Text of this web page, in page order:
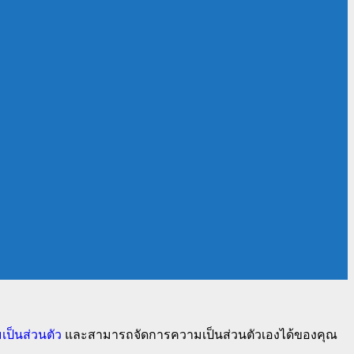
ป็นส่วนตัว และสามารถจัดการความเป็นส่วนตัวเองได้ของคุณ